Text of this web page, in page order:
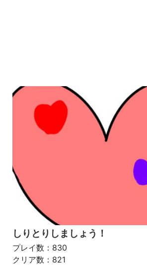
しりとりしましょう！
プレイ数：830
クリア数：821